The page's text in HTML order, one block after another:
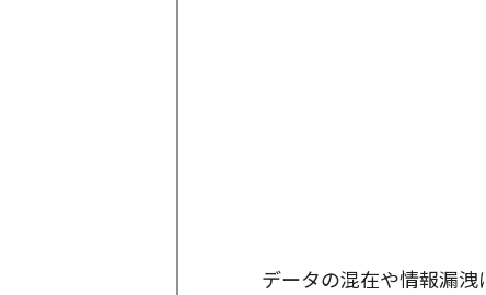
データの混在や情報漏洩